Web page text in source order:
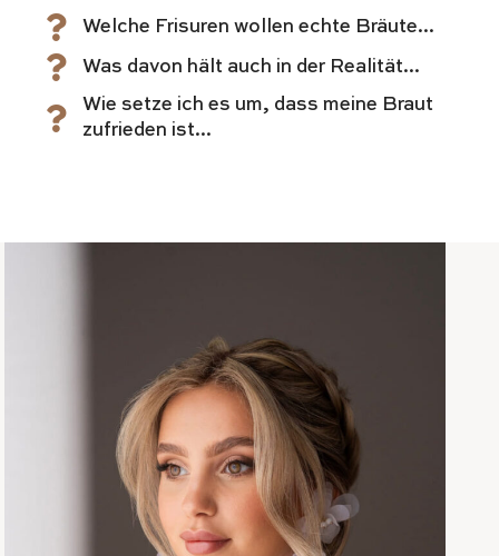
Welche Frisuren wollen echte Bräute...
Was davon hält auch in der Realität...
Wie setze ich es um, dass meine Braut
zufrieden ist...